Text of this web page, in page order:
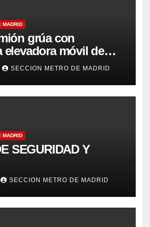
MADRID
grúa con
elevadora móvil de
SECCION METRO DE MADRID
MADRID
SEGURIDAD Y
SECCION METRO DE MADRID